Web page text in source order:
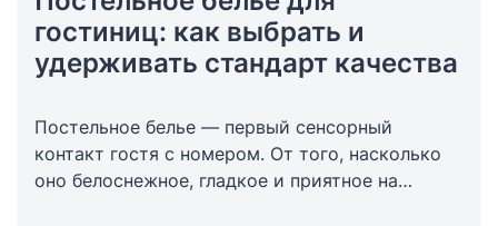
гостиниц: как выбрать и
удерживать стандарт качества
Постельное белье — первый сенсорный
контакт гостя с номером. От того, насколько
оно белоснежное, гладкое и приятное на